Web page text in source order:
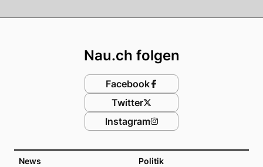
News Politik
Nau.ch folgen
Facebook
Twitter
Instagram